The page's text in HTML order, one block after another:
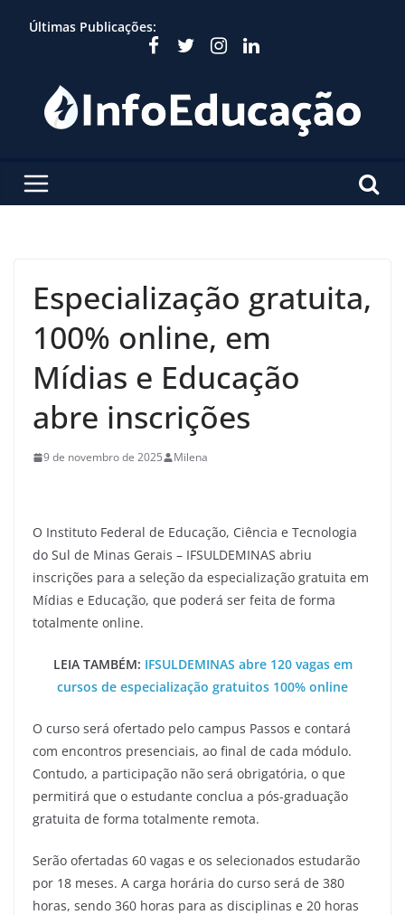
Últimas Publicações:
Especialização gratuita,
100% online, em
Mídias e Educação
abre inscrições
9 de novembro de 2025 Milena
O Instituto Federal de Educação, Ciência e Tecnologia
do Sul de Minas Gerais – IFSULDEMINAS abriu
inscrições para a seleção da especialização gratuita em
Mídias e Educação, que poderá ser feita de forma
totalmente online.
LEIA TAMBÉM: IFSULDEMINAS abre 120 vagas em
cursos de especialização gratuitos 100% online
O curso será ofertado pelo campus Passos e contará
com encontros presenciais, ao final de cada módulo.
Contudo, a participação não será obrigatória, o que
permitirá que o estudante conclua a pós-graduação
gratuita de forma totalmente remota.
Serão ofertadas 60 vagas e os selecionados estudarão
por 18 meses. A carga horária do curso será de 380
horas, sendo 360 horas para as disciplinas e 20 horas